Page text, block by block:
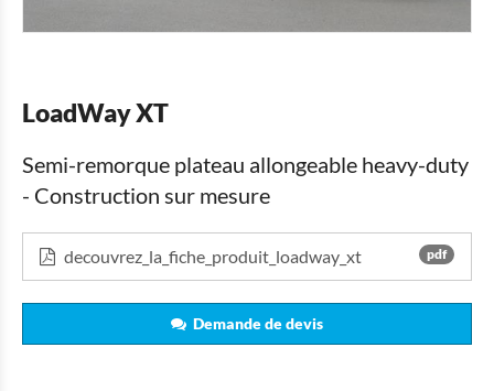
LoadWay XT
Semi-remorque plateau allongeable heavy-duty
- Construction sur mesure
pdf
decouvrez_la_fiche_produit_loadway_xt
Demande de devis